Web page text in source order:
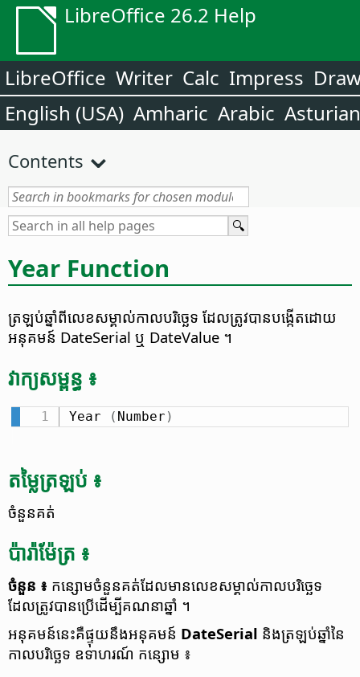
LibreOffice 26.2 Help
LibreOffice Writer Calc Impress
English (USA) Amharic Arabic Asturian
Contents
Year Function
ត្រឡប់​ឆ្នាំ​ពី​លេខ​សម្គាល់​កាល​បរិច្ឆេទ ដែល​ត្រូវ​បាន​បង្កើត​ដោយ​
អនុគមន៍ DateSerial ឬ DateValue ។
វាក្យ​សម្ពន្ធ ៖
Year ( Number )
តម្លៃ​ត្រឡប់ ៖
ចំនួន​គត់
ប៉ារ៉ាម៉ែត្រ ៖
ចំនួន​ ៖ កន្សោម​ចំនួន​គត់​ដែល​មាន​លេខ​សម្គាល់​កាល​បរិច្ឆេទ
ដែល​ត្រូវ​បាន​ប្រើ​ដើម្បី​គណនា​ឆ្នាំ ។
អនុគមន៍​នេះ​គឺ​ផ្ទុយ​នឹង​អនុគមន៍ DateSerial និង​ត្រឡប់​ឆ្នាំ​នៃ​
កាល​បរិច្ឆេទ ឧទាហរណ៍ កន្សោម ៖